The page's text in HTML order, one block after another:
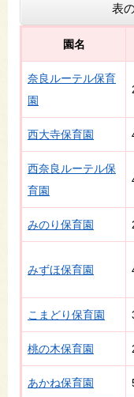
表
園名
奈良ルーテル保育
園
西大寺保育園
西奈良ルーテル保
育園
みのり保育園
みずほ保育園
こまどり保育園
桃の木保育園
あかね保育園